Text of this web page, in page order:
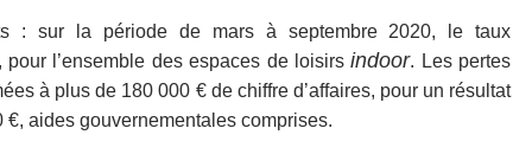
: sur la période de mars à septembre 2020, le taux
l’ensemble des espaces de loisirsindoor. Les pertes
à plus de 180 000 € de chiffre d’affaires, pour un résultat
€, aides gouvernementales comprises.